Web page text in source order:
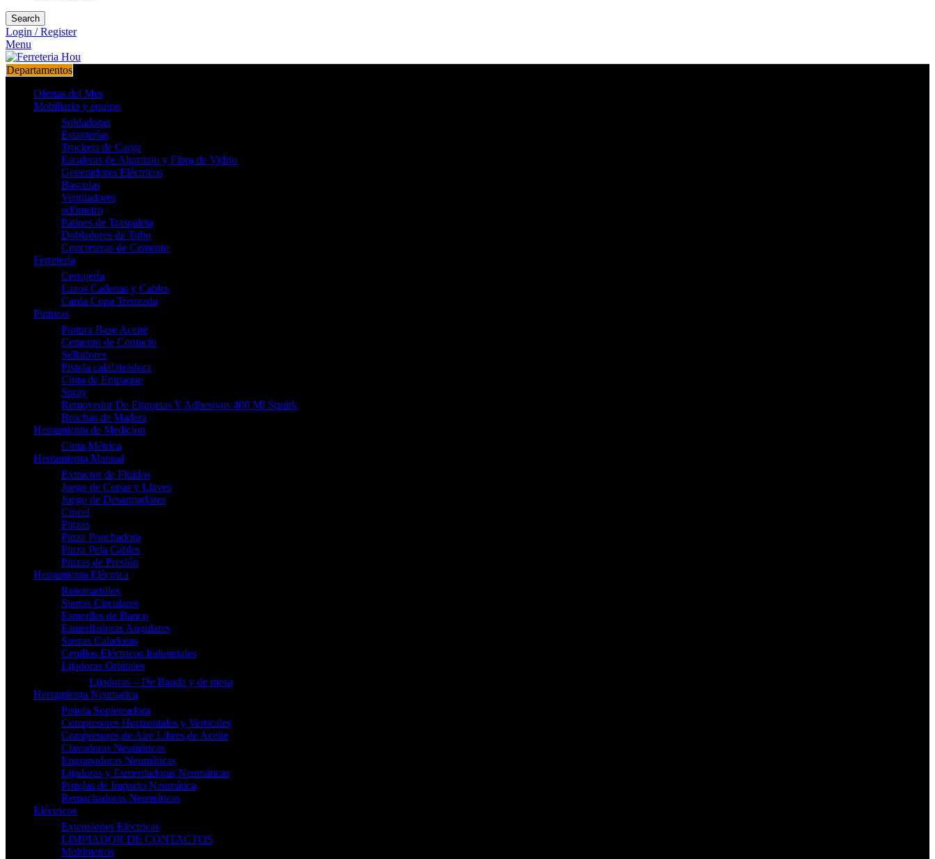
Search
Login / Register
Menu
Departamentos
Ofertas del Mes
Mobiliario y equipo
Soldadoras
Estanterías
Trockets de Carga
Escaleras de Aluminio y Fibra de Vidrio
Generadores Eléctricos
Basculas
Ventiladores
odómetro
Patines de Traspaleta
Dobladores de Tubo
Concreteras de Cemento
Ferretería
Cerrajería
Lazos Cadenas y Cables
Carda Copa Trenzada
Pinturas
Pintura Base Aceite
Cemento de Contacto
Selladores
Pistola calafateadora
Cinta de Empaque
Spray
Removedor De Etiquetas Y Adhesivos 400 Ml Squirk
Brochas de Madera
Herramienta de Medicion
Cinta Métrica
Herramienta Manual
Extractor de Fluidos
Juego de Copas y Llaves
Juego de Desarmadores
Cincel
Pinzas
Pinza Ponchadora
Pinza Pela Cables
Pinzas de Presión
Herramienta Eléctrica
Rotomartillos
Sierras Circulares
Esmeriles de Banco
Esmeriladoras Angulares
Sierras Caladoras
Cepillos Eléctricos Industriales
Lijadoras Orbitales
Lijadoras – De Banda y de mesa
Herramienta Neumatica
Pistola Sopleteadora
Compresores Horizontales y Verticales
Compresores de Aire Libres de Aceite
Clavadoras Neumáticas
Engrapadoras Neumáticas
Lijadoras y Esmeriladoras Neumáticas
Pistolas de Impacto Neumática
Remachadoras Neumáticas
Eléctricos
Extensiones Electricas
LIMPIADOR DE CONTACTOS
Multímetros